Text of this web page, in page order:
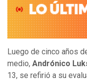
Luego de cinco años
medio, Andrónico
13, se refirió a su